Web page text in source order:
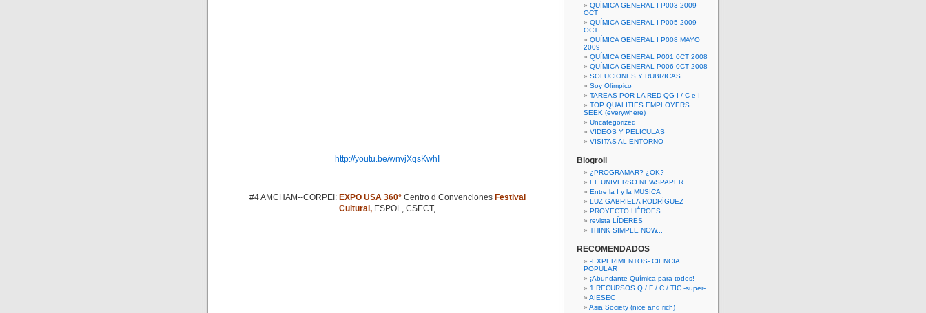
http://youtu.be/wnvjXqsKwhI
#4 AMCHAM--CORPEI: EXPO USA 360°Centro d Convenciones Festival
Cultural, ESPOL, CSECT,
QUÍMICA GENERAL I P003 2009
OCT
QUÍMICA GENERAL I P005 2009
OCT
QUÍMICA GENERAL I P008 MAYO
2009
QUÍMICA GENERAL P001 0CT 2008
QUÍMICA GENERAL P006 0CT 2008
SOLUCIONES Y RUBRICAS
Soy Olímpico
TAREAS POR LA RED QG I / C e I
TOP QUALITIES EMPLOYERS
SEEK (everywhere)
Uncategorized
VIDEOS Y PELICULAS
VISITAS AL ENTORNO
Blogroll
¿PROGRAMAR? ¿OK?
EL UNIVERSO NEWSPAPER
Entre la I y la MUSICA
LUZ GABRIELA RODRÍGUEZ
PROYECTO HÉROES
revista LÍDERES
THINK SIMPLE NOW...
RECOMENDADOS
-EXPERIMENTOS- CIENCIA
POPULAR
¡Abundante Química para todos!
1 RECURSOS Q / F / C / TIC -super-
AIESEC
Asia Society (nice and rich)